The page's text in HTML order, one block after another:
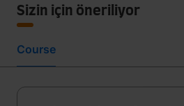
Sizin için öneriliyor
Course